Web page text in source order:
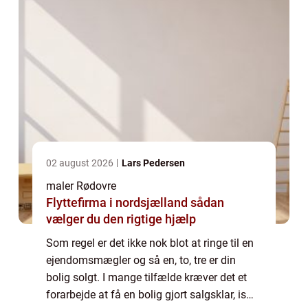
02 august 2026 Lars Pedersen
maler Rødovre
Flyttefirma i nordsjælland sådan
vælger du den rigtige hjælp
Som regel er det ikke nok blot at ringe til en
ejendomsmægler og så en, to, tre er din
bolig solgt. I mange tilfælde kræver det et
forarbejde at få en bolig gjort salgsklar, især